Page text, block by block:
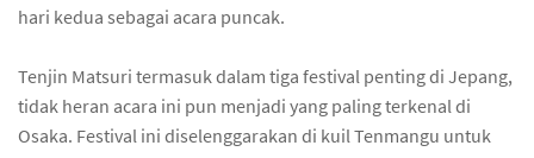
hari kedua sebagai acara puncak.
Tenjin Matsuri termasuk dalam tiga festival penting di Jepang,
tidak heran acara ini pun menjadi yang paling terkenal di
Osaka. Festival ini diselenggarakan di kuil Tenmangu untuk